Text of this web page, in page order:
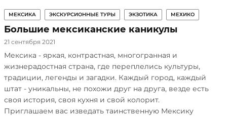
МЕКСИКА ЭКСКУРСИОННЫЕ ТУРЫ ЭКЗОТИКА МЕХИКО
Большие мексиканские каникулы
21 сентября 2021
Мексика - яркая, контрастная, многогранная и
жизнерадостная страна, где переплелись культуры,
традиции, легенды и загадки. Каждый город, каждый
штат - уникальны, не похожи друг на друга, везде есть
своя история, своя кухня и свой колорит.
Приглашаем вас изведать таинственную Мексику